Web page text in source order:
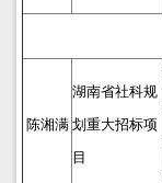
陈湘满
湖南省社科规
划重大招标项
目